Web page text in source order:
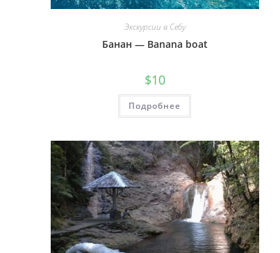
Экскурсии в Себу
Банан — Banana boat
$10
Подробнее